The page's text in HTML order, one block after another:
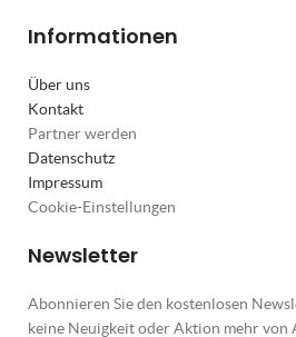
Informationen
Über uns
Kontakt
Partner werden
Datenschutz
Impressum
Cookie-Einstellungen
Newsletter
Abonnieren Sie den kostenlosen
keine Neuigkeit oder Aktion mehr von